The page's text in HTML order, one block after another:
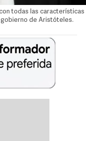
todas las características
de Aristóteles.